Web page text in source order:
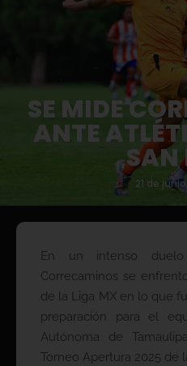
SE MIDE
ANTE
SAN
21 de
En un intenso
Correcaminos se
de la Liga MX en lo que
preparación para el
Autónoma de
Torneo Apertura 2025 de